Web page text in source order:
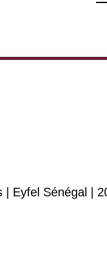
| Eyfel Sénégal |